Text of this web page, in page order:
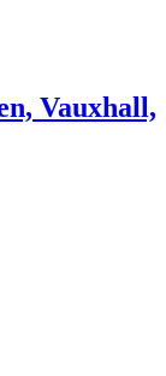
Vauxhall,